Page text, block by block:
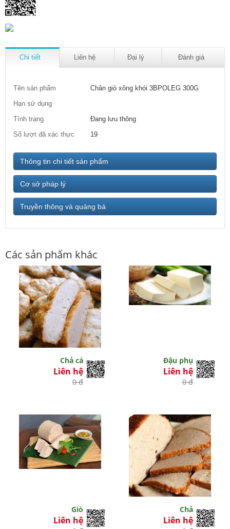
Chi tiết Liên hệ Đại lý Đánh giá
Tên sản phẩm
Chân giò xông khói 3BPOLEG 300G
Hạn sử dụng
Tình trạng
Đang lưu thông
Số lượt đã xác thực
19
Thông tin chi tiết sản phẩm
Cơ sở pháp lý
Truyền thông và quảng bá
Các sản phẩm khác
Chả cá
Liên hệ
0 đ
Đậu phụ
Liên hệ
0 đ
Giò
Liên hệ
Chả
Liên hệ